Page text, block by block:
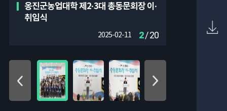
옹진군농업대학 제2·3대 총동문회장 이·
취임식
2025-02-11 2/ 20